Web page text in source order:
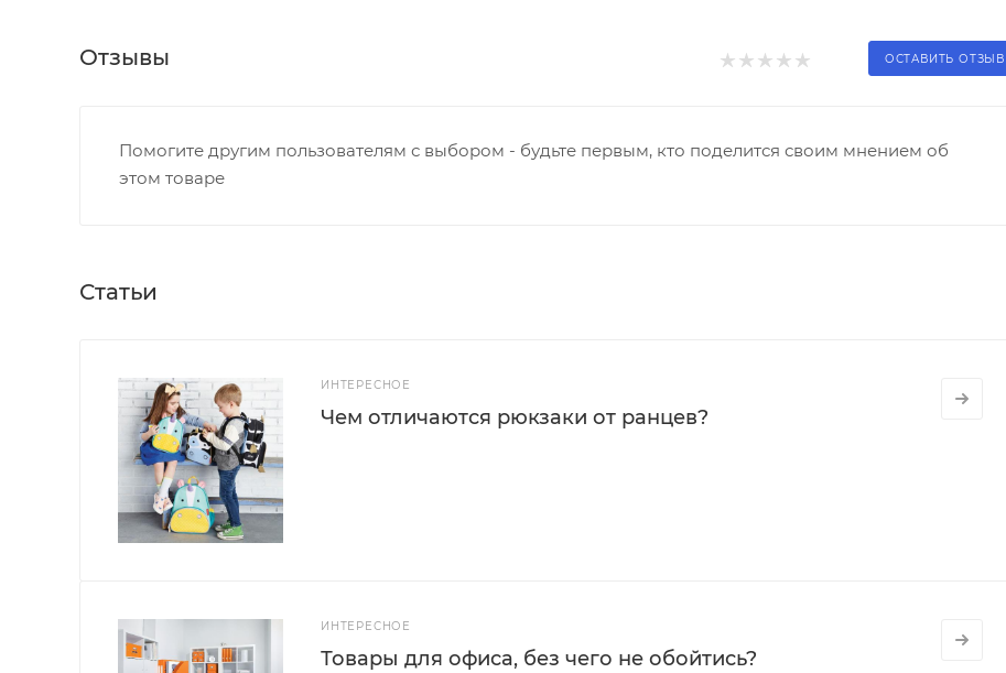
Отзывы ОСТАВИТЬ ОТЗЫВ
Помогите другим пользователям с выбором - будьте первым, кто поделится своим мнением об
этом товаре
Статьи
ИНТЕРЕСНОЕ
Чем отличаются рюкзаки от ранцев?
ИНТЕРЕСНОЕ
Товары для офиса, без чего не обойтись?